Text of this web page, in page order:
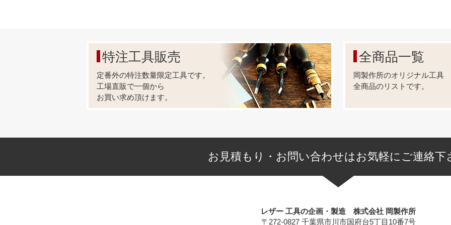
特注工具販売
定番外の特注数量限定工具です。
工場直販で一個から
お買い求め頂けます。
全商品一覧
岡製作所のオリジナル工具
全商品のリストです。
お見積もり・お問い合わせはお気軽にご連絡下
レザー 工具の企画・製造 株式会社 岡製作所
〒272-0827 千葉県市川市国府台5丁目10番7号